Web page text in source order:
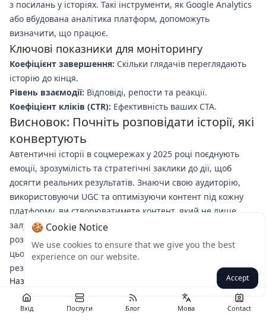
Вхід Послуги Блог Мова Contact
з посилань у історіях. Такі інструменти, як Google Analytics
або вбудована аналітика платформ, допоможуть
визначити, що працює.
Ключові показники для моніторингу
Коефіцієнт завершення: Скільки глядачів переглядають
історію до кінця.
Рівень взаємодії: Відповіді, репости та реакції.
Коефіцієнт кліків (CTR): Ефективність ваших CTA.
Висновок: Почніть розповідати історії, які
конвертують
Автентичні історії в соцмережах у 2025 році поєднують
емоції, зрозумілість та стратегічні заклики до дії, щоб
досягти реальних результатів. Знаючи свою аудиторію,
використовуючи UGC та оптимізуючи контент під кожну
платформу, ви створюватимете контент, який не лише
залучає, а й конвертує. Готові підняти свою майстерність
розповідей на новий рівень? Виберіть одну стратегію з
цього гайду та впровадьте її вже сьогодні — і подивіться на
результат!
Назад
🍪 Cookie Notice
We use cookies to ensure that we give you the best
experience on our website.
Accept